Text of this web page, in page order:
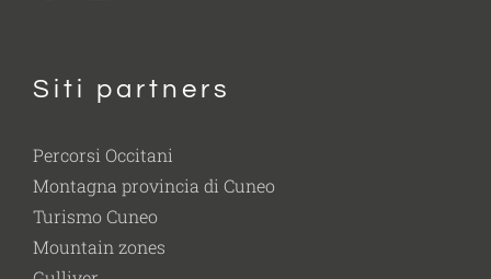
Siti partners
Percorsi Occitani
Montagna provincia di Cuneo
Turismo Cuneo
Mountain zones